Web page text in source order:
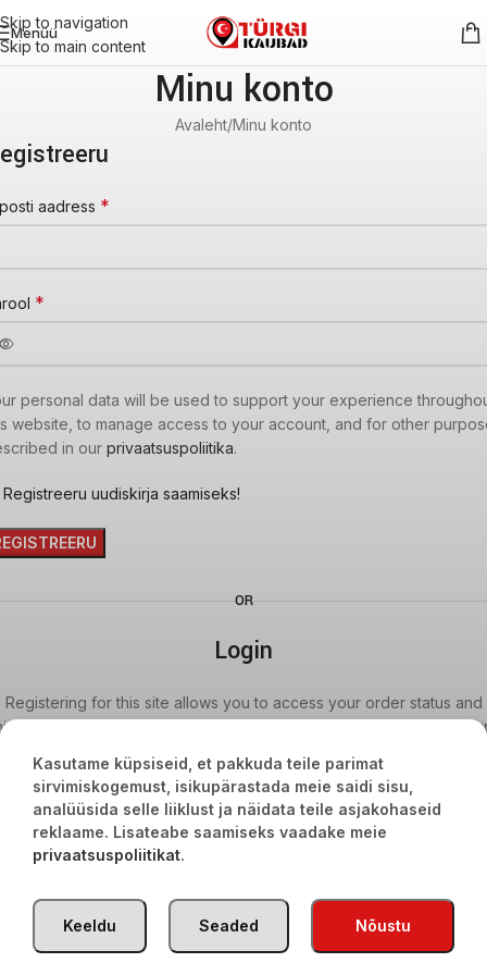
Skip to navigation
Skip to main content
Menüü
Minu konto
Avaleht Minu konto
aadress *
*
personal data will be used to support your experience
website, to manage access to your account, and for other
in our privaatsuspoliitika.
Registreeru uudiskirja saamiseks!
OR
Login
Registering for this site allows you to access your order status and
Just fill in the fields below, and we'll get a new account set
make the purchase process faster and easier.
LOGI SISSE
TÜRGI KAUBAD
Kasutame küpsiseid, et pakkuda teile parimat
sirvimiskogemust, isikupärastada meie saidi sisu,
analüüsida selle liiklust ja näidata teile asjakohaseid
reklaame. Lisateabe saamiseks vaadake meie
privaatsuspoliitikat.
Nõustu
Seaded
Keeldu